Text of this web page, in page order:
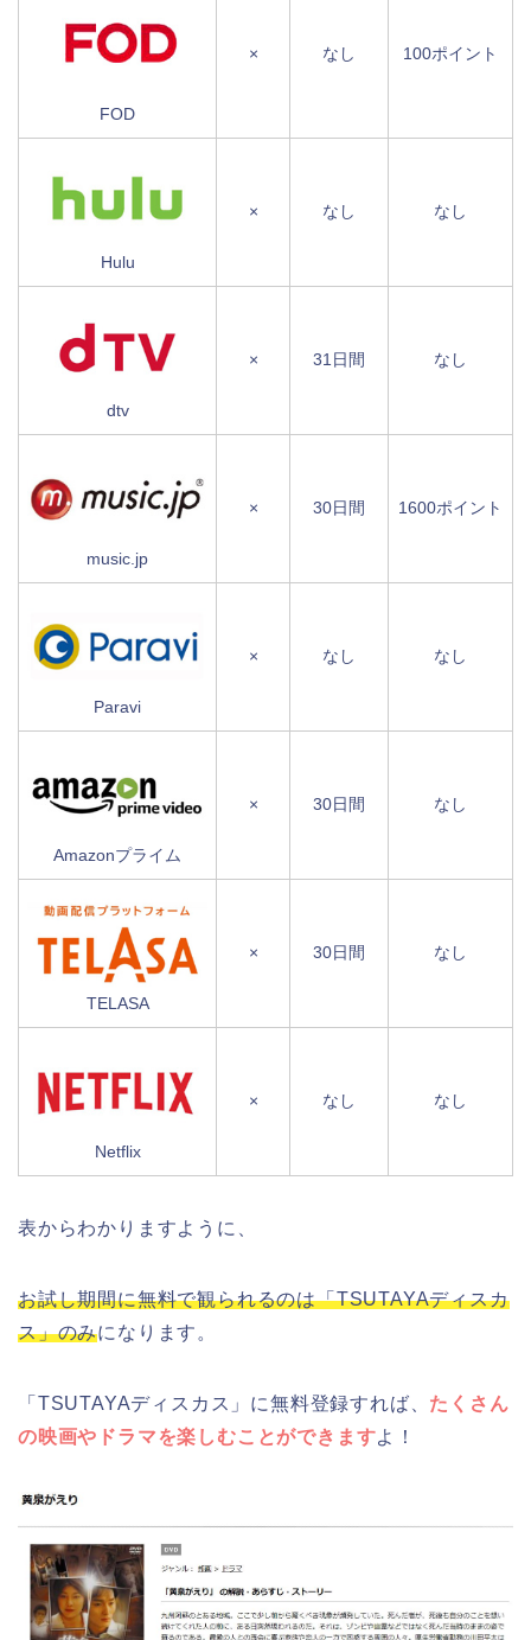
FOD
× なし 100ポイント
Hulu
× なし なし
dtv
× 31日間 なし
music.jp
× 30日間 1600ポイント
Paravi
× なし なし
Amazonプライム
× 30日間 なし
TELASA
× 30日間 なし
Netflix
× なし なし
表からわかりますように、
お試し期間に無料で観られるのは「TSUTAYAディスカ
ス」のみになります。
「TSUTAYAディスカス」に無料登録すれば、 たくさん
の映画やドラマを楽しむことができますよ！